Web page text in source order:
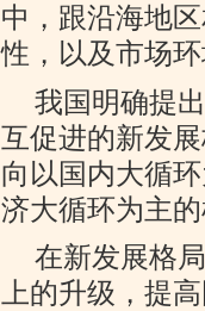
中，跟沿海地
性，以及市场
我国明确提
互促进的新发
向以国内大循
济大循环为主
在新发展格
上的升级，提